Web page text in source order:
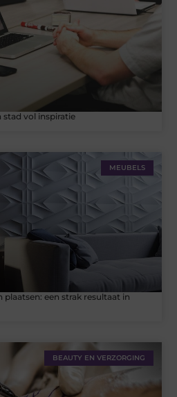
stad vol inspiratie
MEUBELS
een strak resultaat in
BEAUTY EN VERZORGING